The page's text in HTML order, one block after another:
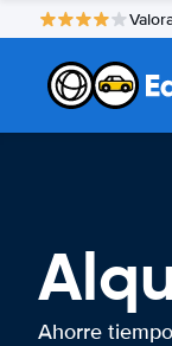
Ahorre